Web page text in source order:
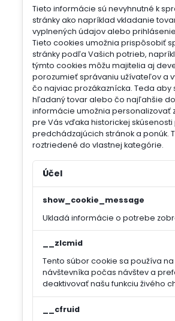
Tieto informácie sú nevyhnutné k
stránky ako napríklad vkladanie
vyplnených údajov alebo
Tieto cookies umožnia prispôsobiť
stránky podľa Vašich potrieb,
týmto cookies môžu majitelia aj
porozumieť správaniu užívateľov a
čo najviac prozákaznícka. Teda aby
hľadaný tovar alebo čo najľahšie
informácie umožnia personalizovať
pre Vás vďaka historickej
predchádzajúcich stránok a ponúk.
roztriedené do vlastnej kategórie.
Účel
show_cookie_message
Ukladá informácie o potrebe
__zlcmid
Tento súbor cookie sa používa
návštevníka počas návštev a
deaktivovať našu funkciu živého
__cfruid